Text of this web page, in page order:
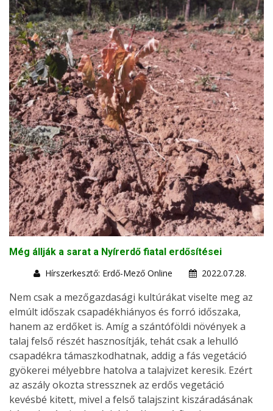
Még állják a sarat a Nyírerdő fiatal erdősítései
Hírszerkesztő: Erdő-Mező Online
2022.07.28.
Nem csak a mezőgazdasági kultúrákat viselte meg az
elmúlt időszak csapadékhiányos és forró időszaka,
hanem az erdőket is. Amíg a szántóföldi növények a
talaj felső részét hasznosítják, tehát csak a lehulló
csapadékra támaszkodhatnak, addig a fás vegetáció
gyökerei mélyebbre hatolva a talajvizet keresik. Ezért
az aszály okozta stressznek az erdős vegetáció
kevésbé kitett, mivel a felső talajszint kiszáradásának